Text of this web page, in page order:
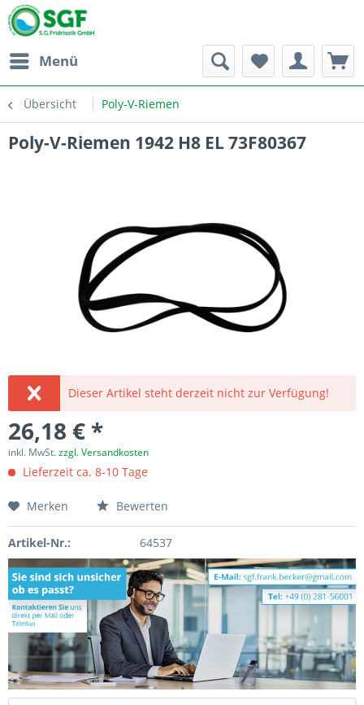
Menü
Übersicht Poly-V-Riemen
Poly-V-Riemen 1942 H8 EL 73F80367
Dieser Artikel steht derzeit nicht zur Verfügung!
26,18 € *
inkl. MwSt.zzgl. Versandkosten
Lieferzeit ca. 8-10 Tage
Merken Bewerten
Artikel-Nr.: 64537